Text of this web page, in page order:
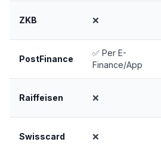
ZKB ❌
PostFinance
✅ Per E-
Finance/App
Raiffeisen ❌
Swisscard ❌